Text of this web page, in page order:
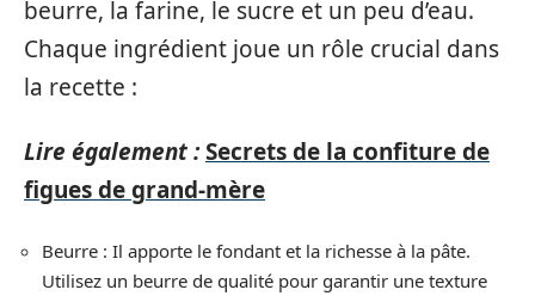
beurre, la farine, le sucre et un peu d’eau.
Chaque ingrédient joue un rôle crucial dans
la recette :
Lire également :Secrets de la confiture de
figues de grand-mère
Beurre : Il apporte le fondant et la richesse à la pâte.
Utilisez un beurre de qualité pour garantir une texture